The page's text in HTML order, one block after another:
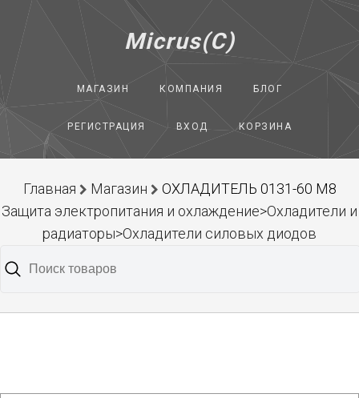
Micrus(C)
МАГАЗИН КОМПАНИЯ БЛОГ
РЕГИСТРАЦИЯ ВХОД КОРЗИНА
Главная Магазин
ОХЛАДИТЕЛЬ 0131-60 М8
Защита электропитания и охлаждение>Охладители и
радиаторы>Охладители силовых диодов